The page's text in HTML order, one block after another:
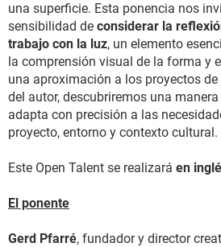
una superficie. Esta ponencia nos
sensibilidad de considerar la
trabajo con la luz, un elemento
la comprensión visual de la forma y
una aproximación a los proyectos
del autor, descubriremos una
adapta con precisión a las
proyecto, entorno y contexto cultural.
Este Open Talent se realizará en
El ponente
Gerd Pfarré, fundador y director